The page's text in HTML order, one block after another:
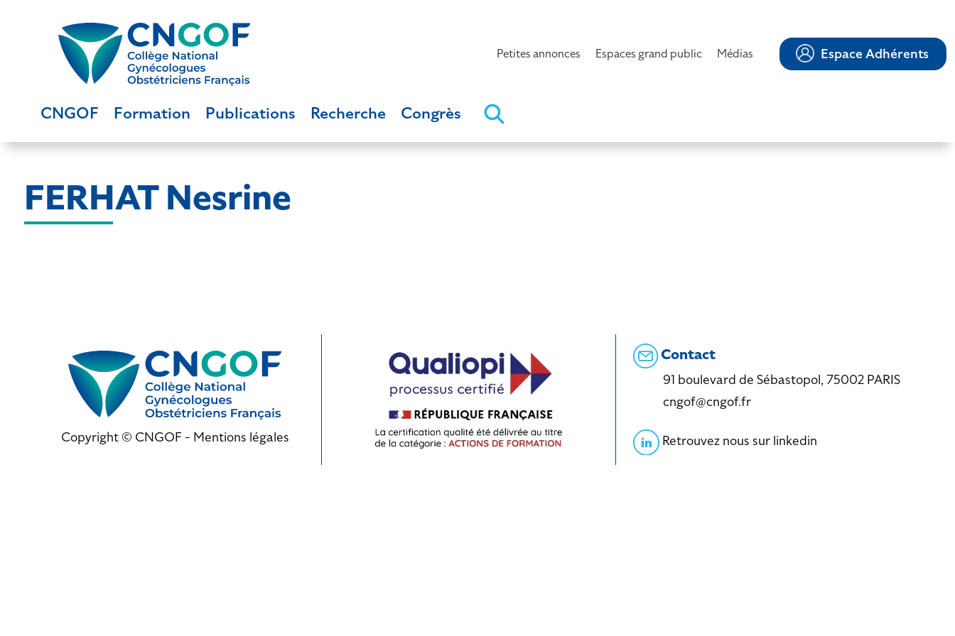
Petites annonces Espaces grand public Médias Espace Adhérents
CNGOF Formation Publications Recherche Congrès
FERHAT Nesrine
Copyright © CNGOF - Mentions légales
Contact
91 boulevard de Sébastopol, 75002 PARIS
cngof@cngof.fr
Retrouvez nous sur linkedin